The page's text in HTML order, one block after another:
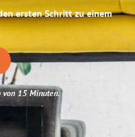
ersten Schritt zu einem
15 Minuten.